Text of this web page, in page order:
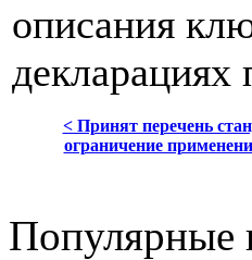
описания
декларациях
< Принят перечень
ограничение
Популярные